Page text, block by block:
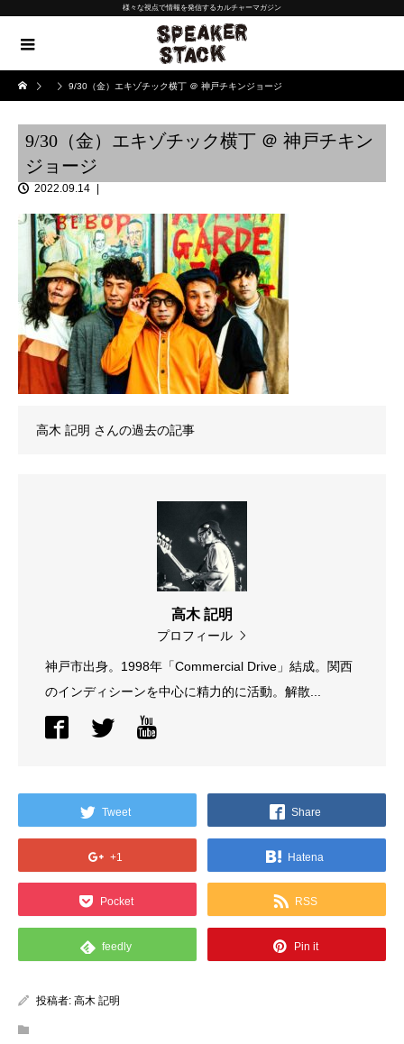
様々な視点で情報を発信するカルチャーマガジン
9/30（金）エキゾチック横丁 ＠ 神戸チキンジョージ
9/30（金）エキゾチック横丁 ＠ 神戸チキン
ジョージ
2022.09.14
高木 記明 さんの過去の記事
高木 記明
プロフィール
神戸市出身。1998年「Commercial Drive」結成。関西
のインディシーンを中心に精力的に活動。解散...
Tweet Share
+1 Hatena
Pocket RSS
feedly Pin it
投稿者: 高木 記明